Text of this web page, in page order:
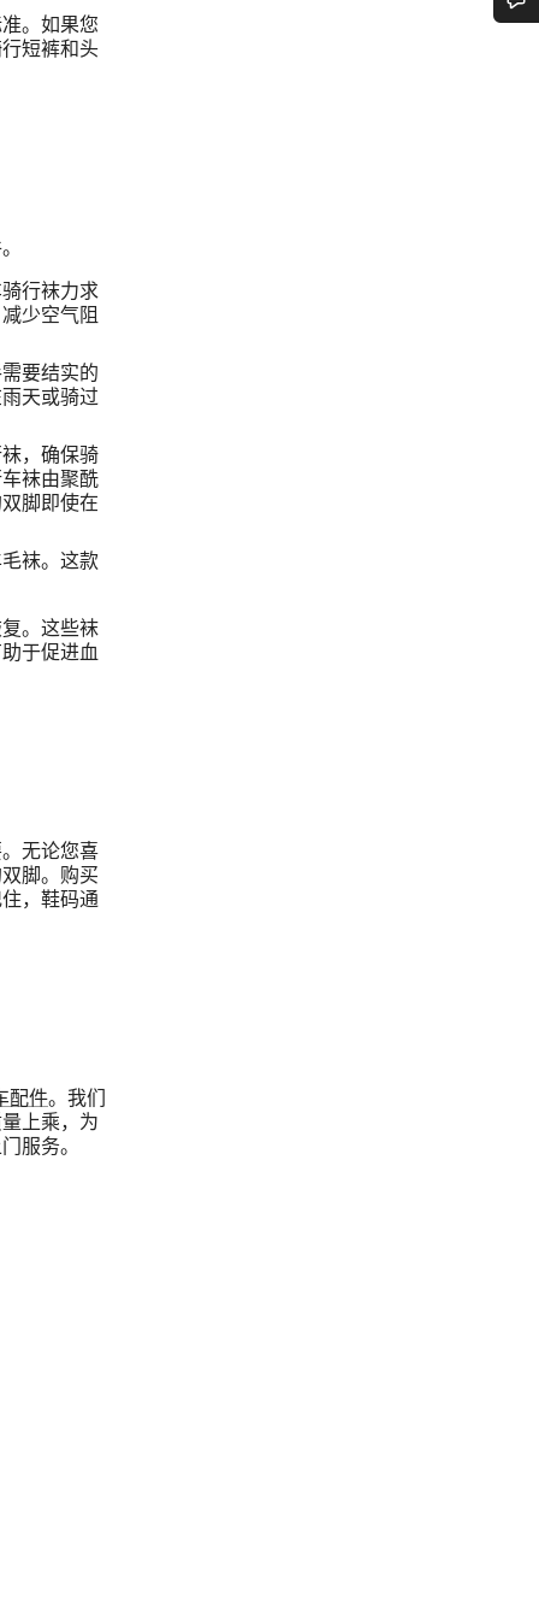
。如果您
短裤和头
行袜力求
少空气阻
要结实的
天或骑过
，确保骑
袜由聚酰
脚即使在
袜。这款
。这些袜
于促进血
无论您喜
脚。购买
，鞋码通
配件。我们
上乘，为
服务。